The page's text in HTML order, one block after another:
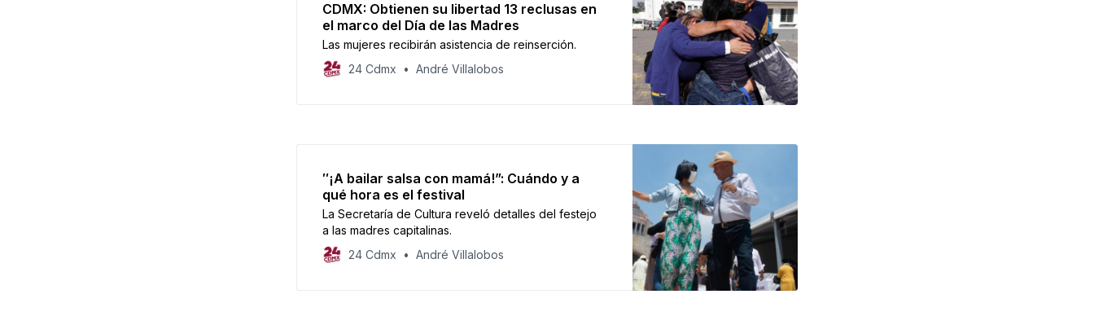
CDMX: Obtienen su libertad 13 reclusas en
el marco del Día de las Madres
Las mujeres recibirán asistencia de reinserción.
24 Cdmx
André Villalobos
″¡A bailar salsa con mamá!”: Cuándo y a
qué hora es el festival
La Secretaría de Cultura reveló detalles del festejo
a las madres capitalinas.
24 Cdmx
André Villalobos